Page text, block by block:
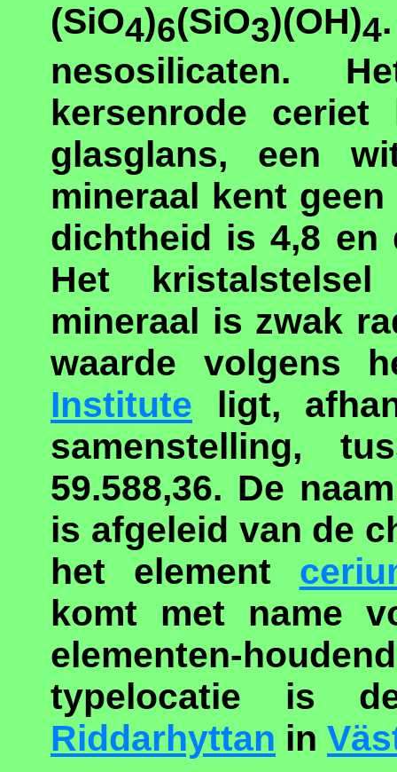
(SiO4)6(SiO3)(OH)4
nesosilicaten.
kersenrode
glasglans, een
mineraal kent geen
dichtheid is 4,8 en
Het
mineraal is zwak
waarde volgens
Institute ligt,
samenstelling,
59.588,36. De
is afgeleid van de
het element
komt met name
elementen-
typelocatie is
Riddarhyttan in